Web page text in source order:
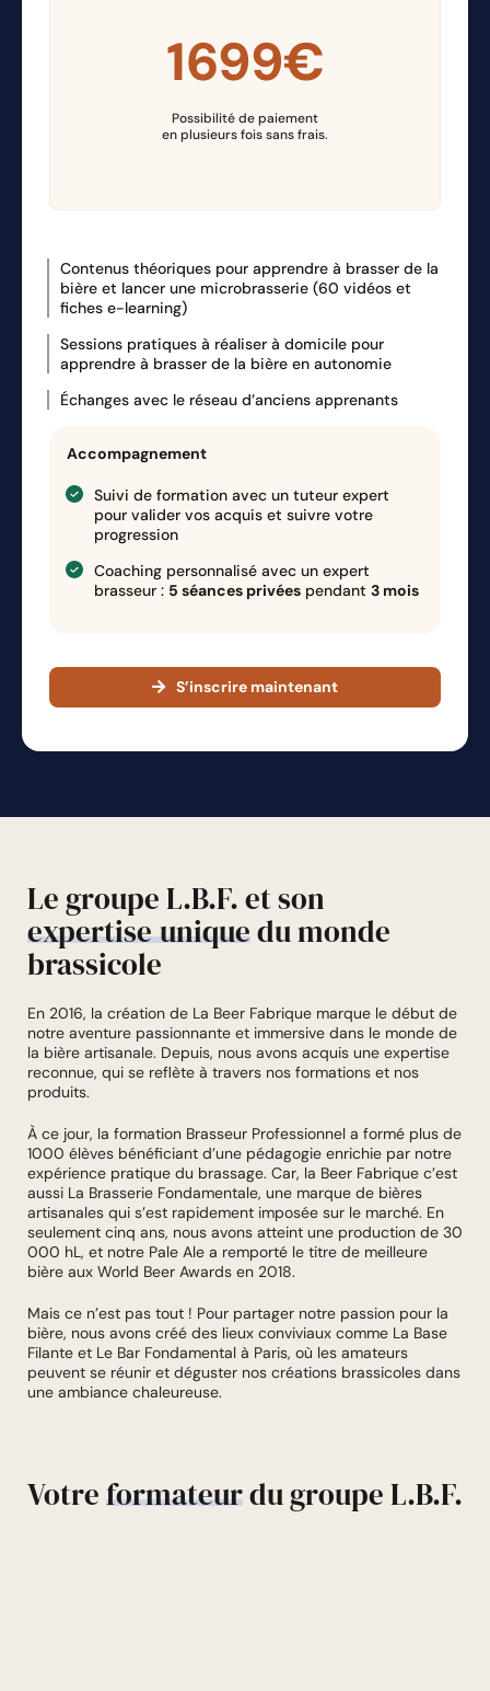
Fournisseurs de matériel &
critères de choix
Fournisseurs Matières
chapitre 9 - Module Business
Introduction au module
business
07: 22 min
Elaborer un business plan 77
Planning projet 14
Basiques de la distribution
1699€
Possibilité de paiement
en plusieurs fois sans frais.
Contenus théoriques pour apprendre à brasser de la
bière et lancer une microbrasserie (60 vidéos et
fiches e-learning)
Sessions pratiques à réaliser à domicile pour
apprendre à brasser de la bière en autonomie
Échanges avec le réseau d’anciens apprenants
Accompagnement
Suivi de formation avec un tuteur expert
pour valider vos acquis et suivre votre
progression
Coaching personnalisé avec un expert
brasseur : 5 séances privées pendant3 mois
S’inscrire maintenant
Le groupe L.B.F. et son
expertiseuniquedu monde
brassicole
En 2016, la création de La Beer Fabrique marque le début de
notre aventure passionnante et immersive dans le monde de
la bière artisanale. Depuis, nous avons acquis une expertise
reconnue, qui se reflète à travers nos formations et nos
produits.
À ce jour, la formation Brasseur Professionnel a formé plus de
1000 élèves bénéficiant d’une pédagogie enrichie par notre
expérience pratique du brassage. Car, la Beer Fabrique c’est
aussi La Brasserie Fondamentale, une marque de bières
artisanales qui s’est rapidement imposée sur le marché. En
seulement cinq ans, nous avons atteint une production de 30
000 hL, et notre Pale Ale a remporté le titre de meilleure
bière aux World Beer Awards en 2018.
Mais ce n’est pas tout ! Pour partager notre passion pour la
bière, nous avons créé des lieux conviviaux comme La Base
Filante et Le Bar Fondamental à Paris, où les amateurs
peuvent se réunir et déguster nos créations brassicoles dans
une ambiance chaleureuse.
Votreformateurdu groupe L.B.F.